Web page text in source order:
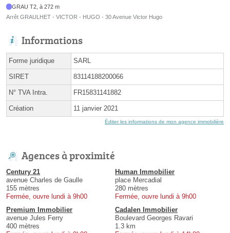
GRAU T2, à 272 m
Arrêt GRAULHET - VICTOR - HUGO - 30 Avenue Victor Hugo
Informations
Forme juridique SARL
SIRET 83114188200066
N° TVA Intra. FR15831141882
Création 11 janvier 2021
Éditer les informations de mon agence immobilière
Agences à proximité
Century 21
avenue Charles de Gaulle
155 mètres
Fermée, ouvre lundi à 9h00
Human Immobilier
place Mercadial
280 mètres
Fermée, ouvre lundi à 9h00
Premium Immobilier
avenue Jules Ferry
400 mètres
Cadalen Immobilier
Boulevard Georges Ravari
1.3 km